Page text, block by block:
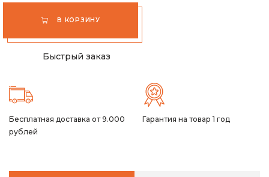
В КОРЗИНУ
Быстрый заказ
Бесплатная доставка от 9.000
рублей
Гарантия на товар 1 год